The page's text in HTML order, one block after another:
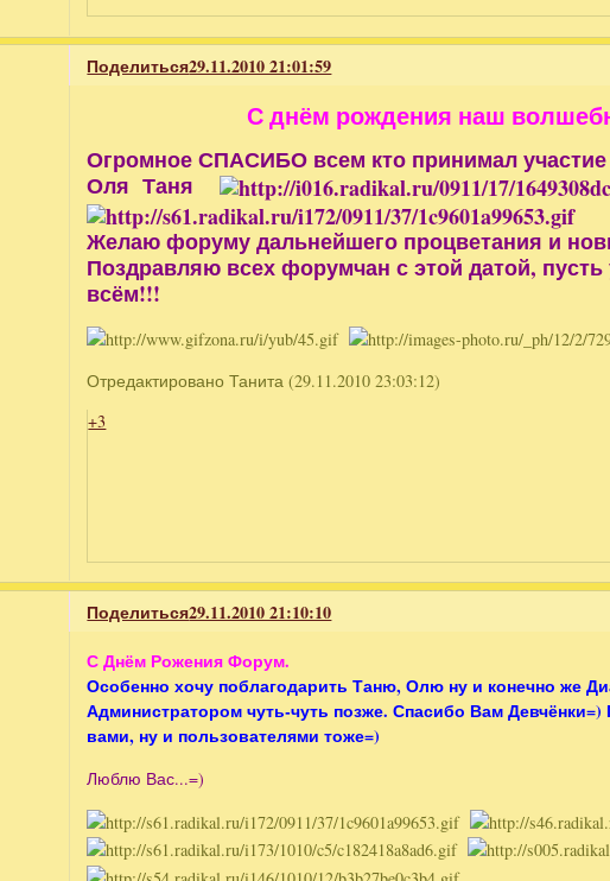
Поделиться29.11.2010 21:01:59
С днём рождения наш
Огромное СПАСИБО всем кто принимал участие
Оля Таня
Желаю форуму дальнейшего процветания и
Поздравляю всех форумчан с этой датой, пусть
всём!!!
Отредактировано Танита (29.11.2010 23:03:12)
+3
Поделиться29.11.2010 21:10:10
С Днём Рожения Форум.
Особенно хочу поблагодарить Таню, Олю ну и конечно же
Администратором чуть-чуть позже. Спасибо Вам
вами, ну и пользователями тоже=)
Люблю Вас...=)